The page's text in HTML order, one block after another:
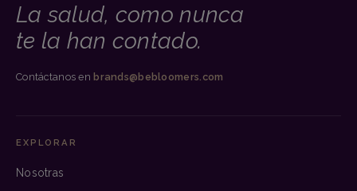
La salud, como nunca
te la han contado.
Contáctanos enbrands@bebloomers.com
EXPLORAR
Nosotras